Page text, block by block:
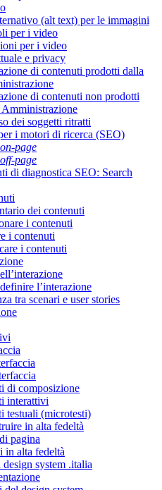
(alt text) per le immagini
per i video
per i video
e privacy
di contenuti prodotti dalla
di contenuti non prodotti
dei soggetti ritratti
i motori di ricerca (SEO)
on-page
off-page
di diagnostica SEO: Search
dei contenuti
i contenuti
i contenuti
i contenuti
l’interazione
tra scenari e user stories
di composizione
interattivi
testuali (microtesti)
in alta fedeltà
pagina
in alta fedeltà
system .italia